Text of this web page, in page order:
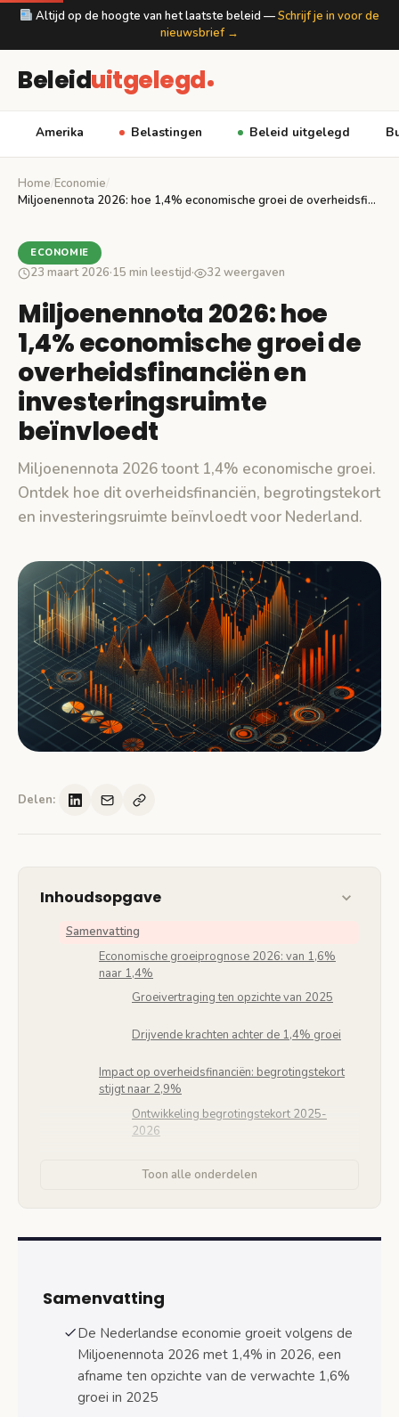
Altijd op de hoogte van het laatste beleid —Schrijf je in voor de
nieuwsbrief →
Beleiduitgelegd
Amerika Belastingen Beleid uitgelegd
Home Economie
Miljoenennota 2026: hoe 1,4% economische groei de overheidsfinanciën…
ECONOMIE
23 maart 2026·15 min leestijd· 32 weergaven
Miljoenennota 2026: hoe
1,4% economische groei de
overheidsfinanciën en
investeringsruimte
beïnvloedt
Miljoenennota 2026 toont 1,4% economische groei.
Ontdek hoe dit overheidsfinanciën, begrotingstekort
en investeringsruimte beïnvloedt voor Nederland.
Delen:
Inhoudsopgave
Samenvatting
Economische groeiprognose 2026: van 1,6%
naar 1,4%
Groeivertraging ten opzichte van 2025
Drijvende krachten achter de 1,4% groei
Impact op overheidsfinanciën: begrotingstekort
stijgt naar 2,9%
Ontwikkeling begrotingstekort 2025-
2026
Europese 3%-norm blijft gehandhaafd
Structurele dekking binnen 3%-norm
Economische groei en consumptie huishoudens
Koopkrachtontwikkeling als groeifactor
Consumptieve bestedingen als
Toon alle onderdelen
Samenvatting
De Nederlandse economie groeit volgens de
Miljoenennota 2026 met 1,4% in 2026, een
afname ten opzichte van de verwachte 1,6%
groei in 2025